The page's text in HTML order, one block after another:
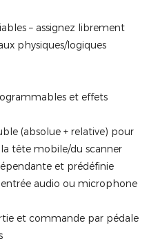
– assignez librement
physiques/logiques
et effets
(absolue + relative) pour
tête mobile/du scanner
et prédéfinie
audio ou microphone
et commande par pédale